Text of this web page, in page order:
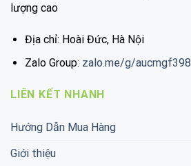
lượng cao
Địa chỉ: Hoài Đức, Hà Nội
Zalo Group: zalo.me/g/aucmgf398
LIÊN KẾT NHANH
Hướng Dẫn Mua Hàng
Giới thiệu